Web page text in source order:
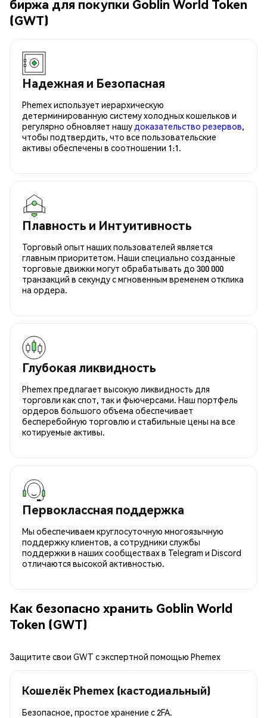
биржа для покупки Goblin World Token
(GWT)
Надежная и Безопасная
Phemex использует иерархическую
детерминированную систему холодных кошельков и
регулярно обновляет нашу доказательство резервов,
чтобы подтвердить, что все пользовательские
активы обеспечены в соотношении 1:1.
Плавность и Интуитивность
Торговый опыт наших пользователей является
главным приоритетом. Наши специально созданные
торговые движки могут обрабатывать до 300 000
транзакций в секунду с мгновенным временем отклика
на ордера.
Глубокая ликвидность
Phemex предлагает высокую ликвидность для
торговли как спот, так и фьючерсами. Наш портфель
ордеров большого объема обеспечивает
бесперебойную торговлю и стабильные цены на все
котируемые активы.
Первоклассная поддержка
Мы обеспечиваем круглосуточную многоязычную
поддержку клиентов, а сотрудники службы
поддержки в наших сообществах в Telegram и Discord
отличаются высокой активностью.
Как безопасно хранить Goblin World
Token (GWT)
Защитите свои GWT с экспертной помощью Phemex
Кошелёк Phemex (кастодиальный)
Безопасное, простое хранение с 2FA.